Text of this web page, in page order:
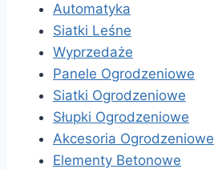
Automatyka
Siatki Leśne
Wyprzedaże
Panele Ogrodzeniowe
Siatki Ogrodzeniowe
Słupki Ogrodzeniowe
Akcesoria Ogrodzeniowe
Elementy Betonowe